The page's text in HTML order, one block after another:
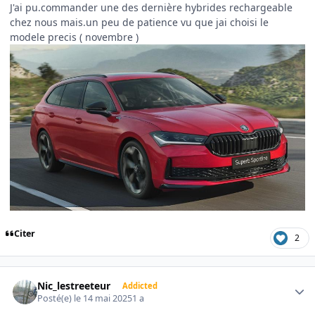
J'ai pu.commander une des dernière hybrides rechargeable
chez nous mais.un peu de patience vu que jai choisi le
modele precis ( novembre )
Citer 2
Nic_lestreeteur Addicted
Posté(e) le 14 mai 20251 a